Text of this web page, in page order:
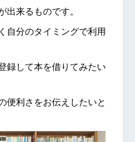
出来るものです。
自分のタイミングで利用
録して本を借りてみたい
便利さをお伝えしたいと